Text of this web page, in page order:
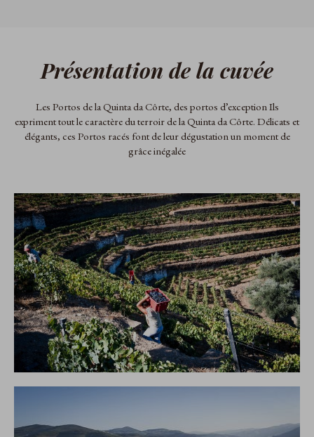
Présentation de la cuvée
Les Portos de la Quinta da Côrte, des portos d’exception Ils
expriment tout le caractère du terroir de la Quinta da Côrte. Délicats et
élégants, ces Portos racés font de leur dégustation un moment de
grâce inégalée